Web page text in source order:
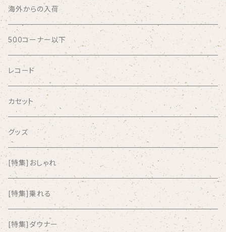
ABSOLUTE LOSERS
AFRICA
AGU
AIRCRAFT
airlie
AKUTAGAWA FANCLUB
ALKASILKA
all about paradise
海外からの入荷
500コーナー以下
レコード
カセット
グッズ
[特集]おしゃれ
[特集]乗れる
[特集]ダウナー